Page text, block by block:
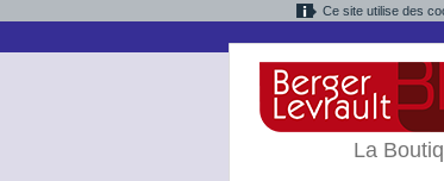
Ce site utilise des
La